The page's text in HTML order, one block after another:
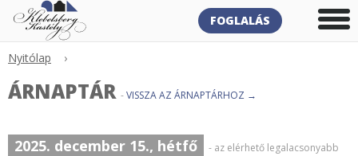
FOGLALÁS
Nyitólap ›
ÁRNAPTÁR -VISSZA AZ ÁRNAPTÁRHOZ →
2025. december 15., hétfő
- az elérhető legalacsonyabb